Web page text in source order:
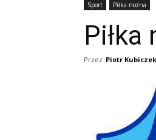
Sport Piłka nożna
Przez Piotr Kubiczek